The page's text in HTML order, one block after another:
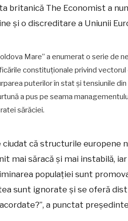
britanică The Economist a
și o discreditare a Uniunii
Mare” a enumerat o serie de
constituționale privind
puterilor în stat și tensiunile
a pus pe seama
sărăciei.
ciudat că structurile europene
mai săracă și mai instabilă,
populației sunt
sunt ignorate și se oferă
a punctat